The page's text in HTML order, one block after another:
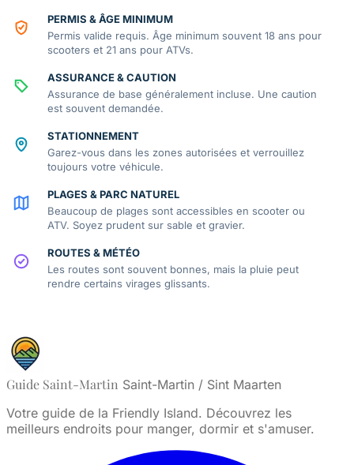
PERMIS & ÂGE MINIMUM
Permis valide requis. Âge minimum souvent 18 ans pour
scooters et 21 ans pour ATVs.
ASSURANCE & CAUTION
Assurance de base généralement incluse. Une caution
est souvent demandée.
STATIONNEMENT
Garez-vous dans les zones autorisées et verrouillez
toujours votre véhicule.
PLAGES & PARC NATUREL
Beaucoup de plages sont accessibles en scooter ou
ATV. Soyez prudent sur sable et gravier.
ROUTES & MÉTÉO
Les routes sont souvent bonnes, mais la pluie peut
rendre certains virages glissants.
Guide Saint-Martin Saint-Martin / Sint Maarten
Votre guide de la Friendly Island. Découvrez les
meilleurs endroits pour manger, dormir et s'amuser.